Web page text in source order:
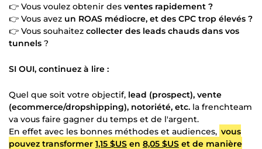
👉 Vous voulez obtenir des ventes rapidement ?
👉 Vous avez un ROAS médiocre, et des CPC trop élevés ?
👉 Vous souhaitez collecter des leads chauds dans vos
tunnels ?
SI OUI, continuez à lire :
Quel que soit votre objectif, lead (prospect), vente
(ecommerce/dropshipping), notoriété, etc. la frenchteam
va vous faire gagner du temps et de l'argent.
En effet avec les bonnes méthodes et audiences, vous
pouvez transformer 1,15 $US en 8,05 $US et de manière